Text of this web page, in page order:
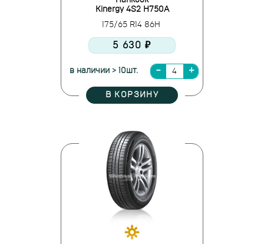
Kinergy 4S2 H750A
175/65 R14 86H
5 630 ₽
в наличии > 10шт.
В КОРЗИНУ